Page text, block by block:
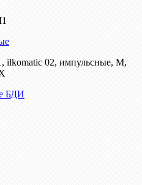
ilkomatic 02, импульсные, М,
БДИ